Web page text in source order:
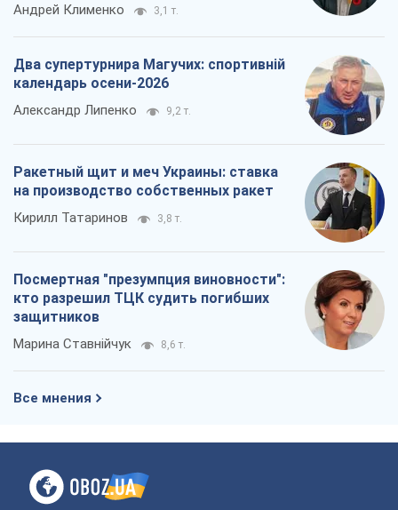
Андрей Клименко 3,1 т.
Два супертурнира Магучих: спортивній
календарь осени-2026
Александр Липенко 9,2 т.
Ракетный щит и меч Украины: ставка
на производство собственных ракет
Кирилл Татаринов 3,8 т.
Посмертная "презумпция виновности":
кто разрешил ТЦК судить погибших
защитников
Марина Ставнійчук 8,6 т.
Все мнения